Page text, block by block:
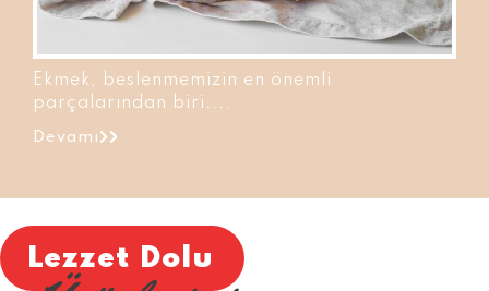
Ekmek, beslenmemizin en önemli
parçalarından biri....
Devamı
Lezzet Dolu